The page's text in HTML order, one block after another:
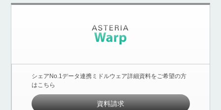
シェアNo.1データ連携ミドルウェア詳細資料をご希望の方
はこちら
資料請求